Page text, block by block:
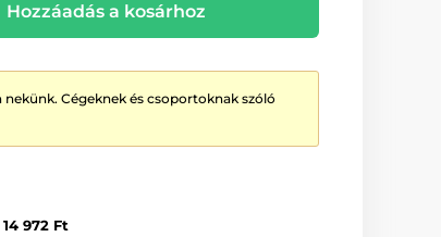
Hozzáadás a kosárhoz
Cégeknek és csoportoknak szóló
14 972 Ft